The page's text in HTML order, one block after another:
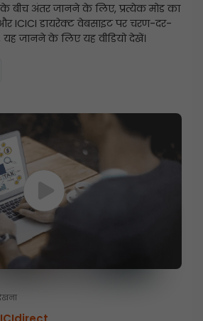
अंतर जानने के लिए, प्रत्येक मोड का
ICICI डायरेक्ट वेबसाइट पर चरण-दर-
जानने के लिए यह वीडियो देखें।